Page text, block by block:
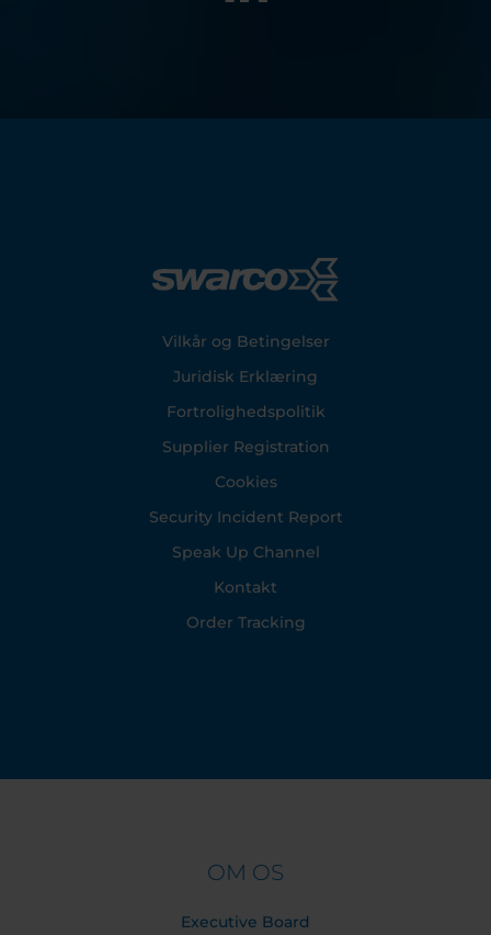
Vilkår og Betingelser
Juridisk Erklæring
Fortrolighedspolitik
Supplier Registration
Cookies
Security Incident Report
Speak Up Channel
Kontakt
Order Tracking
OM OS
Executive Board